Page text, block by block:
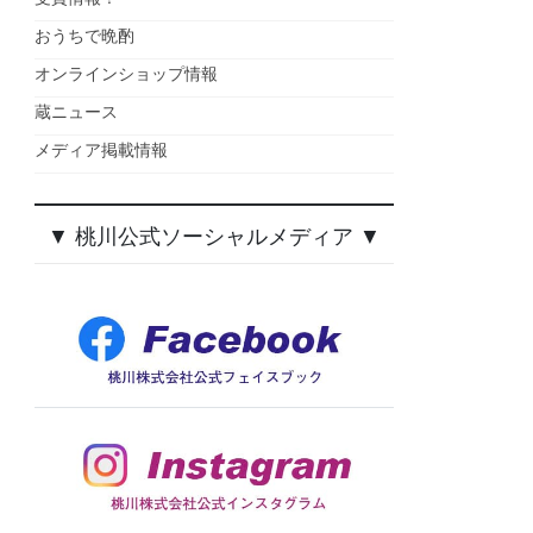
おうちで晩酌
オンラインショップ情報
蔵ニュース
メディア掲載情報
▼ 桃川公式ソーシャルメディア ▼